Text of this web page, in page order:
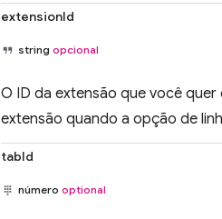
extensionId
string opcional
O ID da extensão que você
extensão quando a opção de
tabId
número optional